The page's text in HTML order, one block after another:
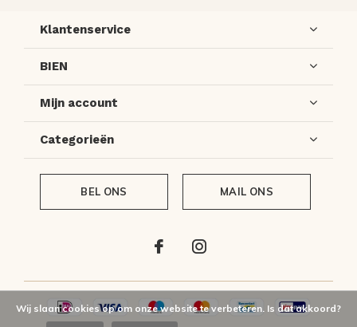
Klantenservice
BIEN
Mijn account
Categorieën
BEL ONS MAIL ONS
Wij slaan cookies op om onze website te verbeteren. Is dat akkoord?